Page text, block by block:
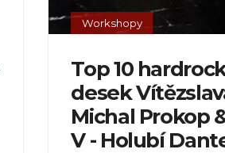
Workshopy
Top 10
desek
Michal Prokop
V - Holubí